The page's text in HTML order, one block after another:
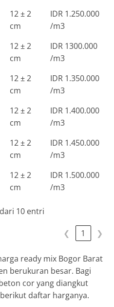
12 ± 2
cm
IDR 1.250.000
/m3
12 ± 2
cm
IDR 1300.000
/m3
12 ± 2
cm
IDR 1.350.000
/m3
12 ± 2
cm
IDR 1.400.000
/m3
12 ± 2
cm
IDR 1.450.000
/m3
12 ± 2
cm
IDR 1.500.000
/m3
10 entri
❮ 1 ❯
ready mix Bogor Barat
berukuran besar. Bagi
cor yang diangkut
daftar harganya.